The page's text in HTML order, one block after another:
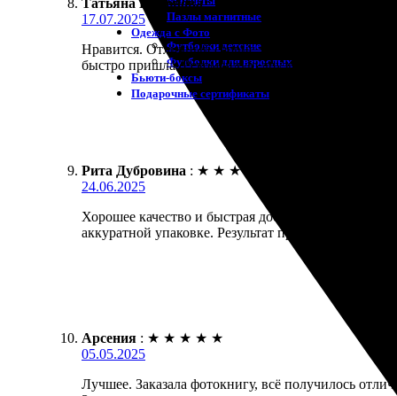
Пазлы магнитные
Одежда с Фото
Футболки детские
Футболки для взрослых
Бьюти-боксы
Подарочные сертификаты
Татьяна Горюнова : ★
17.07.2025
Нравится. Отличный сервис. Заказала фотокнигу.
быстро пришла. Рекомендую друзьям. Вернусь
Рита Дубровина : ★ ★ ★
24.06.2025
Хорошее качество и быстрая доставка. Заказала
аккуратной упаковке. Результат превзошёл
Арсения : ★ ★ ★ ★ ★
05.05.2025
Лучшее. Заказала фотокнигу, всё получилось